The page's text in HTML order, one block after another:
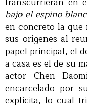
bajo el espino
en concreto la que
sus orígenes al
papel principal, el
a casa es el de su
actor Chen
encarcelado por
explicita, lo cual